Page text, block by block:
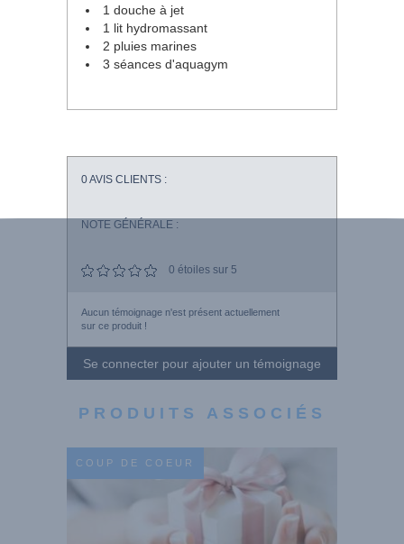
1 douche à jet
1 lit hydromassant
2 pluies marines
3 séances d'aquagym
0AVIS CLIENTS :
NOTE GÉNÉRALE :
0 étoiles sur 5
Aucun témoignage n'est présent actuellement
sur ce produit !
Se connecter pour ajouter un témoignage
PRODUITS ASSOCIÉS
COUP DE COEUR